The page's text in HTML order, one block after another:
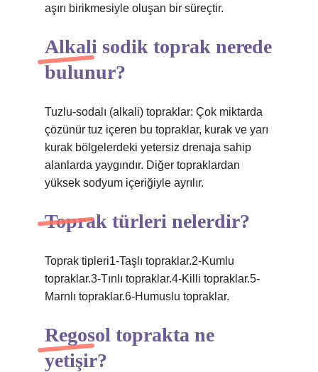
aşırı birikmesiyle oluşan bir süreçtir.
Alkali sodik toprak nerede
bulunur?
Tuzlu-sodalı (alkali) topraklar: Çok miktarda
çözünür tuz içeren bu topraklar, kurak ve yarı
kurak bölgelerdeki yetersiz drenaja sahip
alanlarda yaygındır. Diğer topraklardan
yüksek sodyum içeriğiyle ayrılır.
Toprak türleri nelerdir?
Toprak tipleri1-Taşlı topraklar.2-Kumlu
topraklar.3-Tınlı topraklar.4-Killi topraklar.5-
Marnlı topraklar.6-Humuslu topraklar.
Regosol toprakta ne
yetişir?